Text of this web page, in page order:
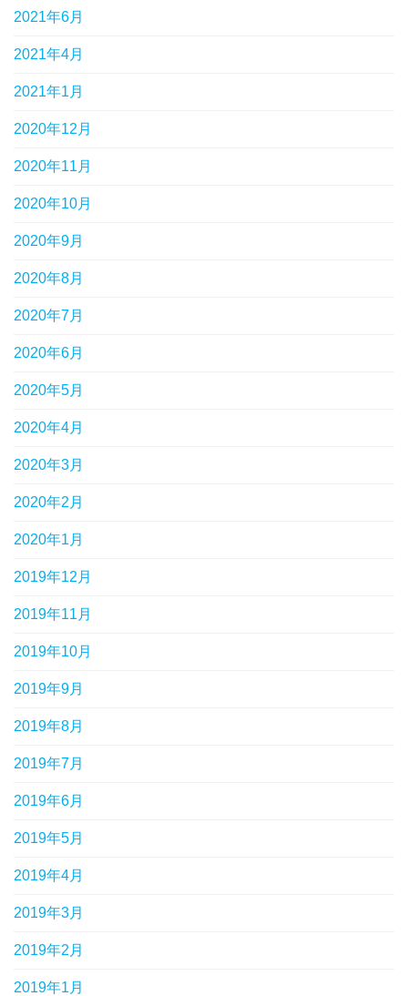
2021年6月
2021年4月
2021年1月
2020年12月
2020年11月
2020年10月
2020年9月
2020年8月
2020年7月
2020年6月
2020年5月
2020年4月
2020年3月
2020年2月
2020年1月
2019年12月
2019年11月
2019年10月
2019年9月
2019年8月
2019年7月
2019年6月
2019年5月
2019年4月
2019年3月
2019年2月
2019年1月